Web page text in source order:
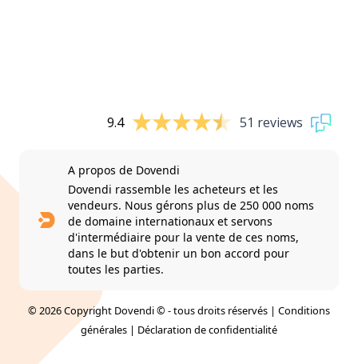
9.4 51 reviews
A propos de Dovendi
Dovendi rassemble les acheteurs et les
vendeurs. Nous gérons plus de 250 000 noms
de domaine internationaux et servons
d'intermédiaire pour la vente de ces noms,
dans le but d'obtenir un bon accord pour
toutes les parties.
© 2026 Copyright Dovendi © - tous droits réservés | Conditions
générales | Déclaration de confidentialité